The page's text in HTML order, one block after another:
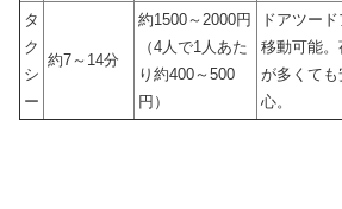
タ
ク
シ
ー
約7～14分
約1500～2000円
（4人で1人あた
り約400～500
円）
ドアツー
移動可能。
が多くても
心。